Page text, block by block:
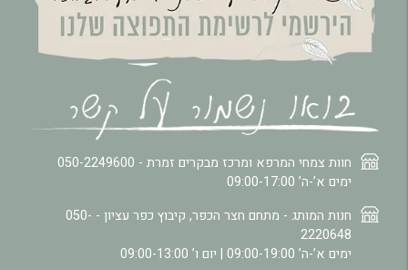
חוות צמחי המרפא ומרכז מבקרים זמרת - 050-2249600
ימים א’-ה’ 09:00-17:00
חנות המותג - מתחם חצר הכפר, קיבוץ כפר עציון - 050-
2220648
ימים א’-ה’ 09:00-19:00 | יום ו’ 09:00-13:00